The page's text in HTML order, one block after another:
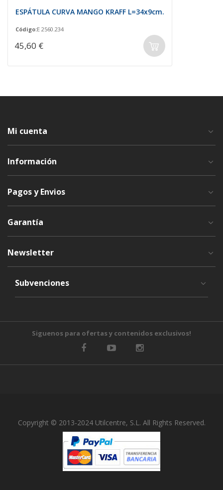
ESPÁTULA CURVA MANGO KRAFF L=34x9cm.
Código:E 2560.234
45,60 €
Mi cuenta
Información
Pagos y Envios
Garantía
Newsletter
Subvenciones
Siguenos para ofertas y contenidos exclusivos!
Copyright © 2013-2024 Utilcentre, S.L. All Rights Reserved.